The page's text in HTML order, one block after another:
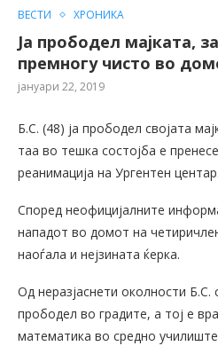
ВЕСТИ ХРОНИКА
Ја прободел мајката,
премногу чисто во
јануари 22, 2019
Б.С. (48) ја прободел својата
таа во тешка состојба е
реанимација на Ургентен центар.
Според неофицијалните
нападот во домот на
наоѓала и нејзината ќерка.
Од неразјаснети околности Б.С.
прободел во градите, а тој е
математика во средно